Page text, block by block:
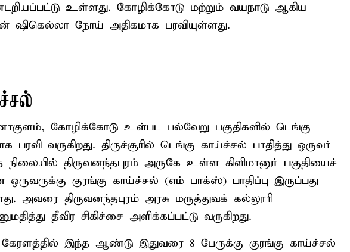
உள்ளது. கோழிக்கோடு மற்றும் வயநாடு ஆகிய
ஷிகெல்லா நோய் அதிகமாக பரவியுள்ளது.
கோழிக்கோடு உள்பட பல்வேறு பகுதிகளில் டெங்கு
பரவி வருகிறது. திருச்சூரில் டெங்கு காய்ச்சல் பாதித்து ஒருவர்
நிலையில் திருவனந்தபுரம் அருகே உள்ள கிளிமானுர் பகுதியைச்
குரங்கு காய்ச்சல் (எம் பாக்ஸ்) பாதிப்பு இருப்பது
அவரை திருவனந்தபுரம் அரசு மருத்துவக் கல்லூரி
தீவிர சிகிச்சை அளிக்கப்பட்டு வருகிறது.
இந்த ஆண்டு இதுவரை 8 பேருக்கு குரங்கு காய்ச்சல்